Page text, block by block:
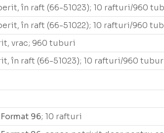
în raft (66-51023); 10 rafturi/960
în raft (66-51022); 10 rafturi/960
vrac; 960 tuburi
în raft (66-51023); 10 rafturi/960
96; 10 rafturi